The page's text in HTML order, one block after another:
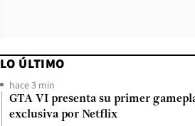
LO ÚLTIMO
hace 3 min
GTA VI presenta su primer
exclusiva por Netflix